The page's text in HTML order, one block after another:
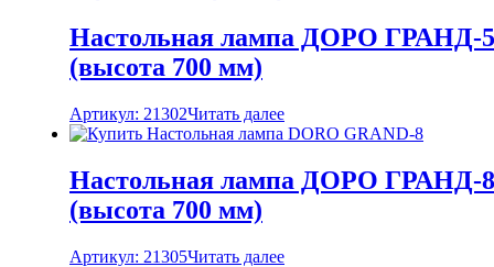
Настольная лампа ДОРО ГРАНД-5
(высота 700 мм)
Артикул: 21302Читать далее
Настольная лампа ДОРО ГРАНД-8
(высота 700 мм)
Артикул: 21305Читать далее